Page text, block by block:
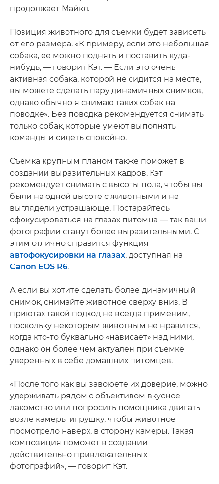
продолжает Майкл.
Позиция животного для съемки будет зависеть
от его размера. «К примеру, если это небольшая
собака, ее можно поднять и поставить куда-
нибудь, — говорит Кэт. — Если это очень
активная собака, которой не сидится на месте,
вы можете сделать пару динамичных снимков,
однако обычно я снимаю таких собак на
поводке». Без поводка рекомендуется снимать
только собак, которые умеют выполнять
команды и сидеть спокойно.
Съемка крупным планом также поможет в
создании выразительных кадров. Кэт
рекомендует снимать с высоты пола, чтобы вы
были на одной высоте с животными и не
выглядели устрашающе. Постарайтесь
сфокусироваться на глазах питомца — так ваши
фотографии станут более выразительными. С
этим отлично справится функция
автофокусировки на глазах, доступная на
Canon EOS R6.
А если вы хотите сделать более динамичный
снимок, снимайте животное сверху вниз. В
приютах такой подход не всегда применим,
поскольку некоторым животным не нравится,
когда кто-то буквально «нависает» над ними,
однако он более чем актуален при съемке
уверенных в себе домашних питомцев.
«После того как вы завоюете их доверие, можно
удерживать рядом с объективом вкусное
лакомство или попросить помощника двигать
возле камеры игрушку, чтобы животное
посмотрело наверх, в сторону камеры. Такая
композиция поможет в создании
действительно привлекательных
фотографий», — говорит Кэт.